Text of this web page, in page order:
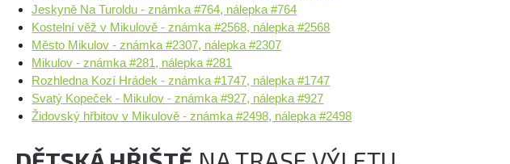
Jeskyně Na Turoldu - známka #764, nálepka #764
Kostelní věž v Mikulově - známka #2568, nálepka #2568
Město Mikulov - známka #2307, nálepka #2307
Mikulov - známka #281, nálepka #281
Rozhledna Kozí Hrádek - známka #1747, nálepka #1747
Svatý Kopeček - Mikulov - známka #927, nálepka #927
Židovský hřbitov v Mikulově - známka #2498, nálepka #2498